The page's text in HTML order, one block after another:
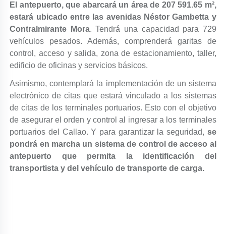
El antepuerto, que abarcará un área de 207 591.65 m²,
estará ubicado entre las avenidas Néstor Gambetta y
Contralmirante Mora. Tendrá una capacidad para 729
vehículos pesados. Además, comprenderá garitas de
control, acceso y salida, zona de estacionamiento, taller,
edificio de oficinas y servicios básicos.
Asimismo, contemplará la implementación de un sistema
electrónico de citas que estará vinculado a los sistemas
de citas de los terminales portuarios. Esto con el objetivo
de asegurar el orden y control al ingresar a los terminales
portuarios del Callao. Y para garantizar la seguridad, se
pondrá en marcha un sistema de control de acceso al
antepuerto que permita la identificación del
transportista y del vehículo de transporte de carga.